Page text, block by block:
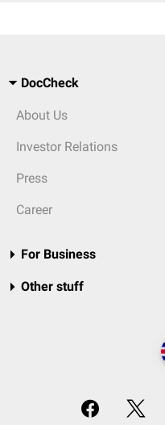
DocCheck
About Us
Investor Relations
Press
Career
For Business
Other stuff